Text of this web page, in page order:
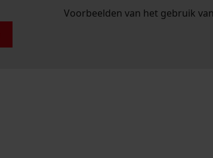
Voorbeelden van het gebruik